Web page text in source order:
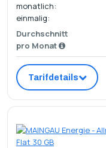
monatlich:
einmalig:
Durchschnitt
pro Monat
Tarifdetails